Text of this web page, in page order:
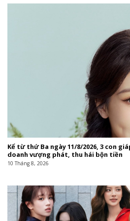
Kể từ thứ Ba ngày 11/8/2026, 3 con
doanh vượng phát, thu hái bộn tiền
10 Tháng 8, 2026